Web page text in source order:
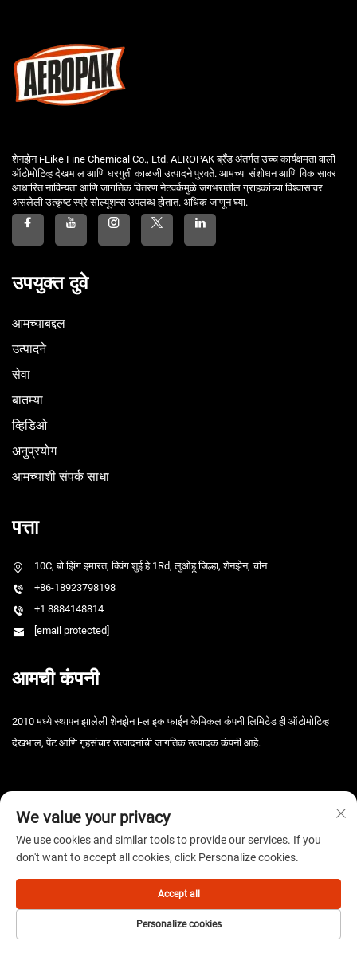
शेनझेन i-Like Fine Chemical Co., Ltd. AEROPAK ब्रँड अंतर्गत उच्च कार्यक्षमता वाली
ऑटोमोटिव्ह देखभाल आणि घरगुती काळजी उत्पादने पुरवते. आमच्या संशोधन आणि विकासावर
आधारित नाविन्यता आणि जागतिक वितरण नेटवर्कमुळे जगभरातील ग्राहकांच्या विश्वासावर
असलेली उत्कृष्ट स्प्रे सोल्यूशन्स उपलब्ध होतात. अधिक जाणून घ्या.
उपयुक्त दुवे
आमच्याबद्दल
उत्पादने
सेवा
बातम्या
व्हिडिओ
अनुप्रयोग
आमच्याशी संपर्क साधा
पत्ता
10C, बो झिंग इमारत, क्विंग शुई हे 1Rd, लुओहू जिल्हा, शेनझेन, चीन
+86-18923798198
+1 8884148814
[email protected]
आमची कंपनी
2010 मध्ये स्थापन झालेली शेनझेन i-लाइक फाईन केमिकल कंपनी लिमिटेड ही ऑटोमोटिव्ह
देखभाल, पेंट आणि गृहसंचार उत्पादनांची जागतिक उत्पादक कंपनी आहे.
कॉपीराइट © 2025 शेनझेन आय-लाइक फाइन केमिकल कंपनी लिमिटेड. सर्व हक्क राखीव. -
We value your privacy
We use cookies and similar tools to provide our services. If you
don't want to accept all cookies, click Personalize cookies.
Personalize cookies
Accept all